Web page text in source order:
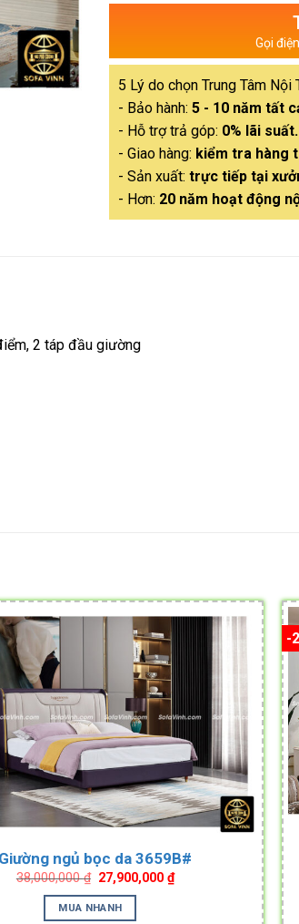
Gọi
5 Lý do chọn Trung Tâm
- Bảo hành: 5 - 10 năm tất
- Hỗ trợ trả góp: 0% lãi suất.
- Giao hàng: kiểm tra hàng
- Sản xuất: trực tiếp tại
- Hơn: 20 năm hoạt động
2 táp đầu giường
Giường ngủ bọc da 3659B#
38,000,000₫ Original
price
was:
38,000,000 ₫.
27,900,000₫Current
price
MUA NHANH
-